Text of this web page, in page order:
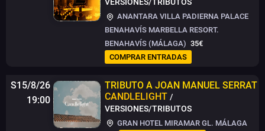
VERSIONES/TRIBUTOS
ANANTARA VILLA PADIERNA PALACE
BENAHAVÍS MARBELLA RESORT.
BENAHAVÍS (MÁLAGA) 35€
COMPRAR ENTRADAS
S15/8/26
19:00
TRIBUTO A JOAN MANUEL SERRAT
CANDLELIGHT /
VERSIONES/TRIBUTOS
GRAN HOTEL MIRAMAR GL. MÁLAGA